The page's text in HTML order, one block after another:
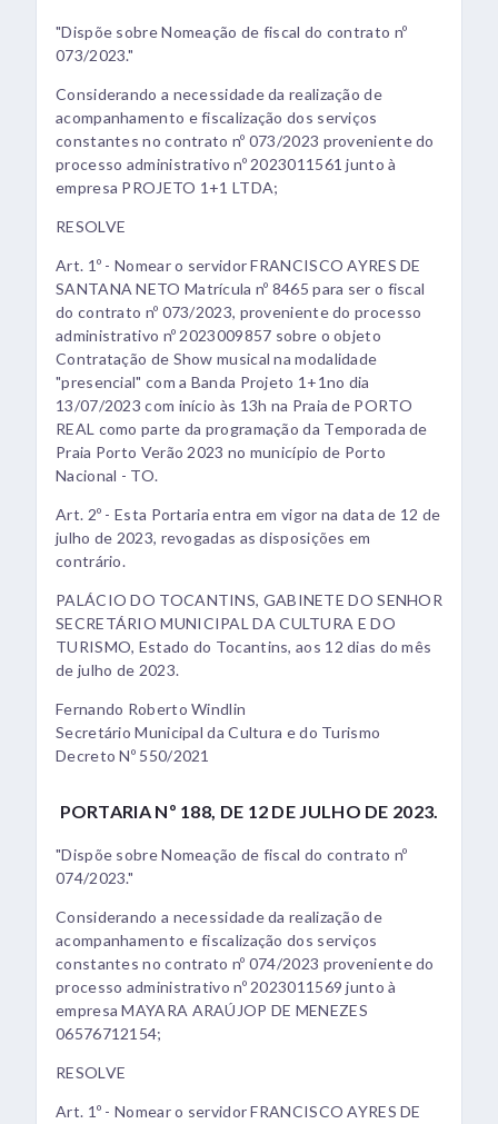
"Dispõe sobre Nomeação de fiscal do contrato nº
073/2023."
Considerando a necessidade da realização de
acompanhamento e fiscalização dos serviços
constantes no contrato nº 073/2023 proveniente do
processo administrativo nº 2023011561 junto à
empresa PROJETO 1+1 LTDA;
RESOLVE
Art. 1º - Nomear o servidor FRANCISCO AYRES DE
SANTANA NETO Matrícula nº 8465 para ser o fiscal
do contrato nº 073/2023, proveniente do processo
administrativo nº 2023009857 sobre o objeto
Contratação de Show musical na modalidade
"presencial" com a Banda Projeto 1+1no dia
13/07/2023 com início às 13h na Praia de PORTO
REAL como parte da programação da Temporada de
Praia Porto Verão 2023 no município de Porto
Nacional - TO.
Art. 2º - Esta Portaria entra em vigor na data de 12 de
julho de 2023, revogadas as disposições em
contrário.
PALÁCIO DO TOCANTINS, GABINETE DO SENHOR
SECRETÁRIO MUNICIPAL DA CULTURA E DO
TURISMO, Estado do Tocantins, aos 12 dias do mês
de julho de 2023.
Fernando Roberto Windlin
Secretário Municipal da Cultura e do Turismo
Decreto Nº 550/2021
PORTARIA Nº 188, DE 12 DE JULHO DE 2023.
"Dispõe sobre Nomeação de fiscal do contrato nº
074/2023."
Considerando a necessidade da realização de
acompanhamento e fiscalização dos serviços
constantes no contrato nº 074/2023 proveniente do
processo administrativo nº 2023011569 junto à
empresa MAYARA ARAÚJOP DE MENEZES
06576712154;
RESOLVE
Art. 1º - Nomear o servidor FRANCISCO AYRES DE